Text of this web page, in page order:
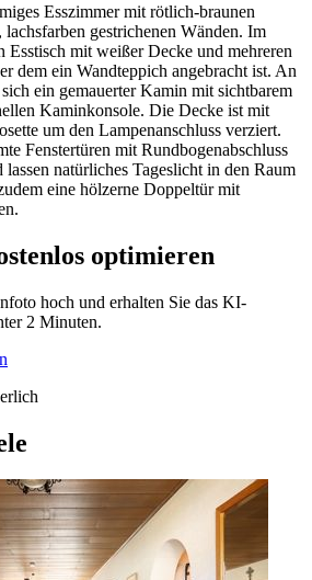
Esszimmer mit rötlich-braunen
gestrichenen Wänden. Im
Esstisch mit weißer Decke und mehreren
dem ein Wandteppich angebracht ist. An
ein gemauerter Kamin mit sichtbarem
Kaminkonsole. Die Decke ist mit
um den Lampenanschluss verziert.
Fenstertüren mit Rundbogenabschluss
natürliches Tageslicht in den Raum
eine hölzerne Doppeltür mit
optimieren
hoch und erhalten Sie das KI-
2 Minuten.